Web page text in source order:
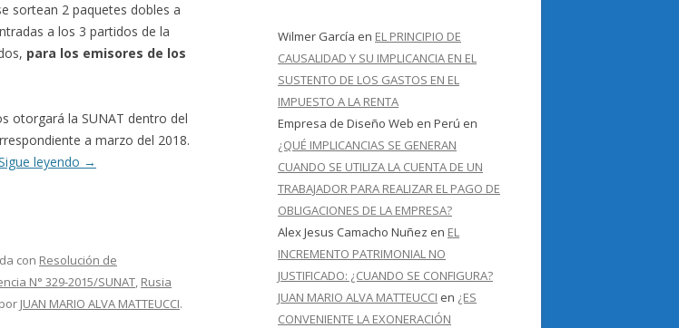
sortean 2 paquetes dobles a
a los 3 partidos de la
para los emisores de los
otorgará la SUNAT dentro del
a marzo del 2018.
leyendo →
con Resolución de
N° 329-2015/SUNAT, Rusia
por JUAN MARIO ALVA MATTEUCCI.
Wilmer García en EL PRINCIPIO DE
CAUSALIDAD Y SU IMPLICANCIA EN EL
SUSTENTO DE LOS GASTOS EN EL
IMPUESTO A LA RENTA
Empresa de Diseño Web en Perú en
¿QUÉ IMPLICANCIAS SE GENERAN
CUANDO SE UTILIZA LA CUENTA DE UN
TRABAJADOR PARA REALIZAR EL PAGO DE
OBLIGACIONES DE LA EMPRESA?
Alex Jesus Camacho Nuñez en EL
INCREMENTO PATRIMONIAL NO
JUSTIFICADO: ¿CUANDO SE CONFIGURA?
JUAN MARIO ALVA MATTEUCCI en ¿ES
CONVENIENTE LA EXONERACIÓN